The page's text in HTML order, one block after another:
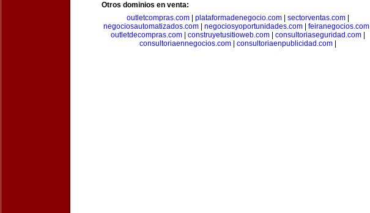
Otros dominios en venta:
outletcompras.com
plataformadenegocio.com sectorventas.com
negociosautomatizados.com| negociosyoportunidades.com| feiranegocios.com|
outletdecompras.com
construyetusitioweb.com consultoriaseguridad.com
consultoriaennegocios.com
consultoriaenpublicidad.com